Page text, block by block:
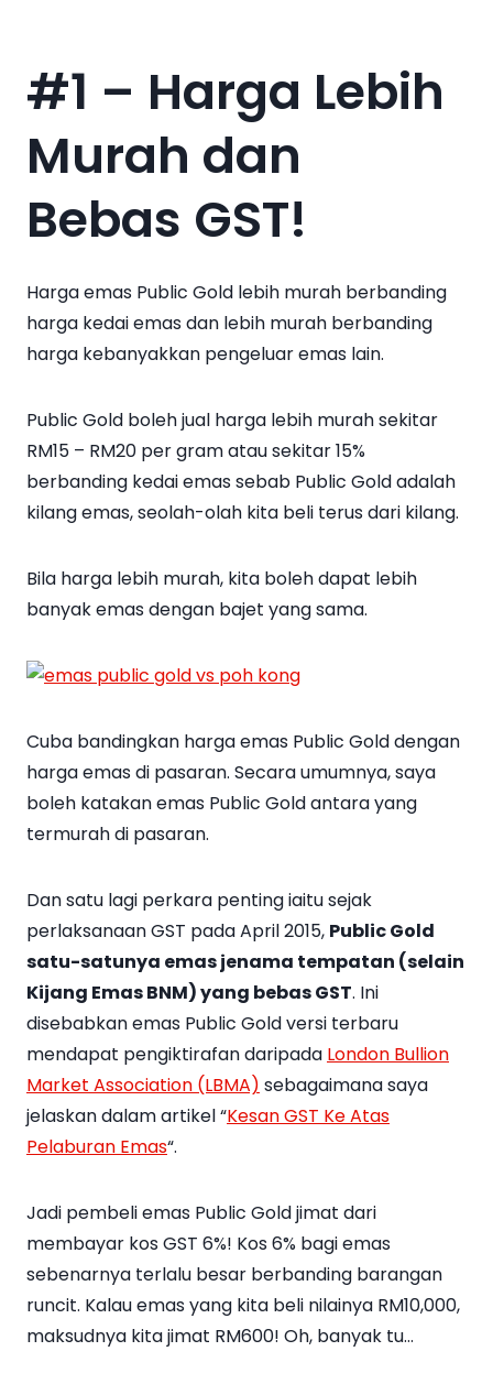
#1 – Harga Lebih
Murah dan
Bebas GST!
Harga emas Public Gold lebih murah berbanding
harga kedai emas dan lebih murah berbanding
harga kebanyakkan pengeluar emas lain.
Public Gold boleh jual harga lebih murah sekitar
RM15 – RM20 per gram atau sekitar 15%
berbanding kedai emas sebab Public Gold adalah
kilang emas, seolah-olah kita beli terus dari kilang.
Bila harga lebih murah, kita boleh dapat lebih
banyak emas dengan bajet yang sama.
Cuba bandingkan harga emas Public Gold dengan
harga emas di pasaran. Secara umumnya, saya
boleh katakan emas Public Gold antara yang
termurah di pasaran.
Dan satu lagi perkara penting iaitu sejak
perlaksanaan GST pada April 2015, Public Gold
satu-satunya emas jenama tempatan (selain
Kijang Emas BNM) yang bebas GST. Ini
disebabkan emas Public Gold versi terbaru
mendapat pengiktirafan daripada London Bullion
Market Association (LBMA) sebagaimana saya
jelaskan dalam artikel “Kesan GST Ke Atas
Pelaburan Emas“.
Jadi pembeli emas Public Gold jimat dari
membayar kos GST 6%! Kos 6% bagi emas
sebenarnya terlalu besar berbanding barangan
runcit. Kalau emas yang kita beli nilainya RM10,000,
maksudnya kita jimat RM600! Oh, banyak tu…